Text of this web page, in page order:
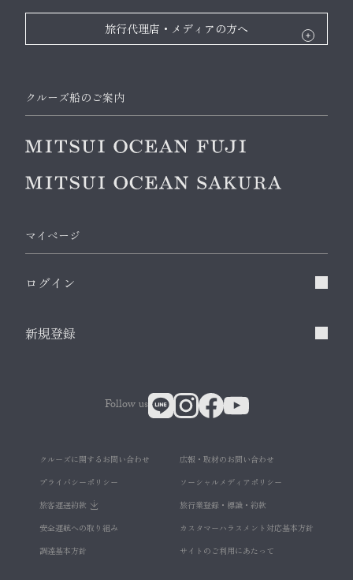
旅行代理店・メディアの方へ
クルーズ船のご案内
マイページ
ログイン
新規登録
クルーズに関するお問い合わせ
広報・取材のお問い合わせ
プライバシーポリシー
ソーシャルメディアポリシー
旅客運送約款
旅行業登録・標識・約款
安全運航への取り組み
カスタマーハラスメント対応基本方針
調達基本方針
サイトのご利用にあたって
Follow us